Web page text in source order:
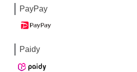
PayPay
Paidy